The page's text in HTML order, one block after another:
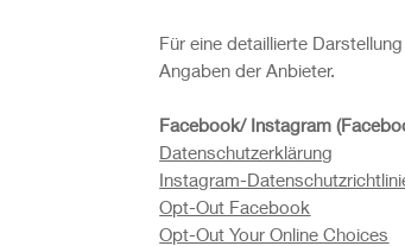
Für eine detaillierte
Angaben der Anbieter.
Facebook/ Instagram
Datenschutzerklärung
Instagram-
Opt-Out Facebook
Opt-Out Your Online Choices